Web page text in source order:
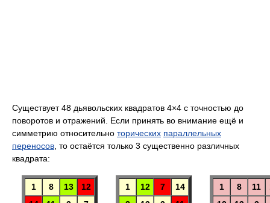
Существует 48 дьявольских квадратов 4×4 с точностью до
поворотов и отражений. Если принять во внимание ещё и
симметрию относительно торических параллельных
переносов, то остаётся только 3 существенно различных
квадрата:
1 8 13
12
1 12 7
14
1 8 11